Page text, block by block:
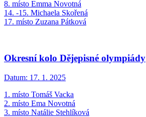
8. místo Emma Novotná
14. -15. Michaela Skořená
17. místo Zuzana Pátková
Okresní kolo Dějepisné olympiády
Datum: 17. 1. 2025
1. místo Tomáš Vacka
2. místo Ema Novotná
3. místo Natálie Stehlíková